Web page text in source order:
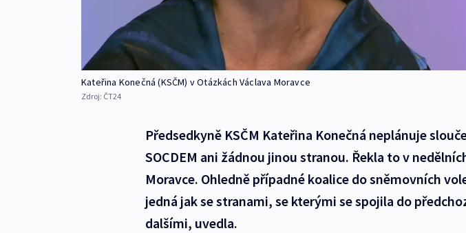
Kateřina Konečná (KSČM) v Otázkách Václava Moravce
Zdroj: ČT24
Předsedkyně KSČM Kateřina Konečná neplánuje
SOCDEM ani žádnou jinou stranou. Řekla to v
Moravce. Ohledně případné koalice do sněmovních
jedná jak se stranami, se kterými se spojila do
dalšími, uvedla.